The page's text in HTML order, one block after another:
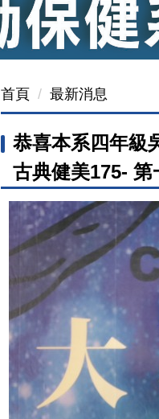
首頁 最新消息
恭喜本系四年級
古典健美175-